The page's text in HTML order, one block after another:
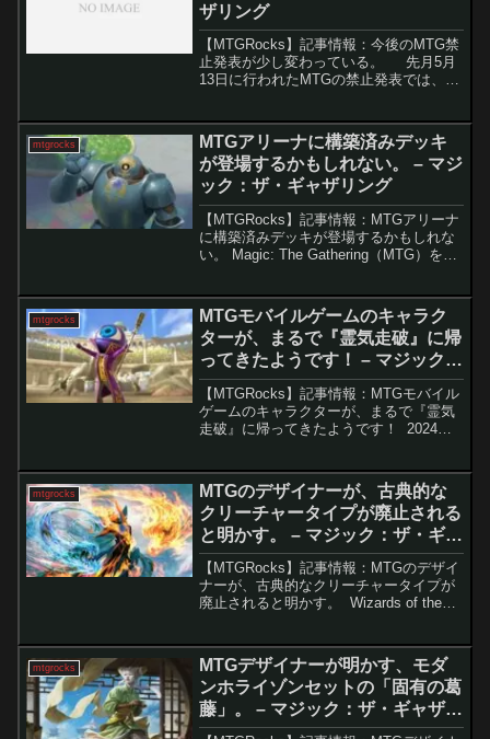
ザリング
【MTGRocks】記事情報：今後のMTG禁
止発表が少し変わっている。 先月5月
13日に行われたMTGの禁止発表では、レ
利用するカードが一斉に禁止されまし
た。ま...
mtgrocks
MTGアリーナに構築済みデッキ
が登場するかもしれない。 – マジ
ック：ザ・ギャザリング
【MTGRocks】記事情報：MTGアリーナ
に構築済みデッキが登場するかもしれな
い。 Magic: The Gathering（MTG）を始
体の複雑さに加え、競技用デッ...
mtgrocks
MTGモバイルゲームのキャラク
ターが、まるで『霊気走破』に帰
ってきたようです！ – マジック：
ザ・ギャザリング
【MTGRocks】記事情報：MTGモバイル
ゲームのキャラクターが、まるで『霊気
走破』に帰ってきたようです！ 2024年
なく新情報を続々と公開し...
mtgrocks
MTGのデザイナーが、古典的な
クリーチャータイプが廃止される
と明かす。 – マジック：ザ・ギャ
ザリング
【MTGRocks】記事情報：MTGのデザイ
ナーが、古典的なクリーチャータイプが
廃止されると明かす。 Wizards of the
した。これらのクリーチャ...
mtgrocks
MTGデザイナーが明かす、モダ
ンホライゾンセットの「固有の葛
藤」。 – マジック：ザ・ギャザリ
ング